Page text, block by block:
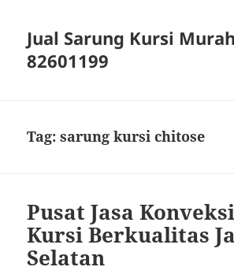
Jual Sarung Kursi
82601199
Tag:sarung kursi chitose
Pusat Jasa
Kursi Berkualitas
Selatan